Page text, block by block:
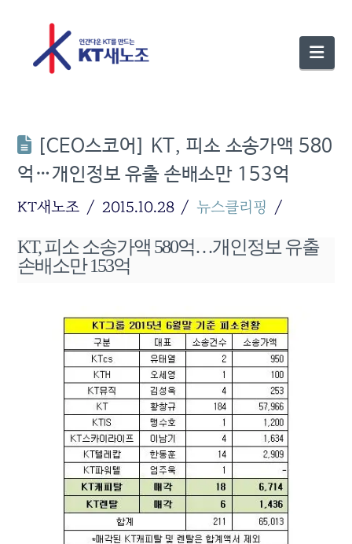
[CEO스코어] KT, 피소 소송가액 580
억…개인정보 유출 손배소만 153억
KT새노조 2015.10.28
뉴스클리핑
KT, 피소 소송가액 580억…개인정보 유출
손배소만 153억